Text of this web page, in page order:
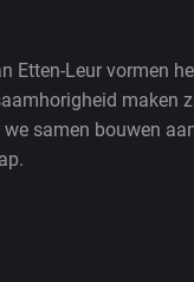
Etten-Leur vormen
maken
samen bouwen